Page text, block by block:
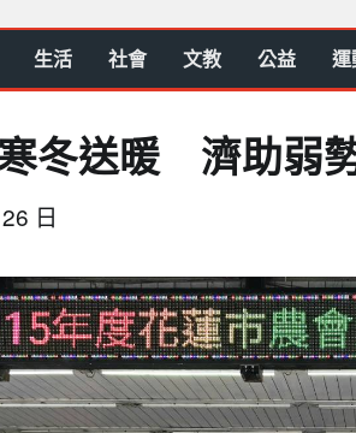
生活 社會 文教 公益 運
冬送暖 濟助弱
日